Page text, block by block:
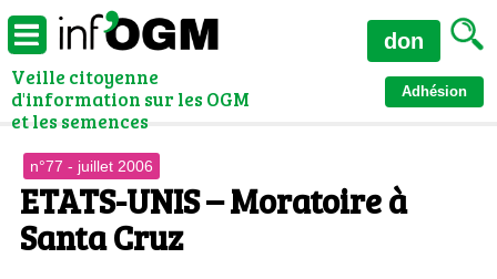
Veille citoyenne
d'information sur les OGM
et les semences
Adhésion
don
n°77 - juillet 2006
ETATS-UNIS – Moratoire à
Santa Cruz